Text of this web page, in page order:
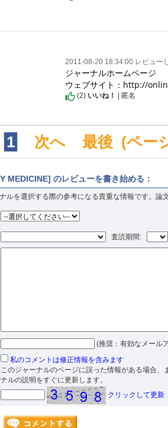
2011-08-20 18:34:00 レビュー
ジャーナルホームページ
ウェブサイト：http://
(2) いいね！ | 匿名
1 次へ 最後 (ペー
MEDICINE] のレビューを書き始める：
ルを選択する際の参考になる貴重な情報です。論
査読期間:
(推奨：有効なメール
私のコメントは修正情報を含みます
このジャーナルのページに誤った情報がある場合
ナルの説明をすぐに更新します。
クリックして更新